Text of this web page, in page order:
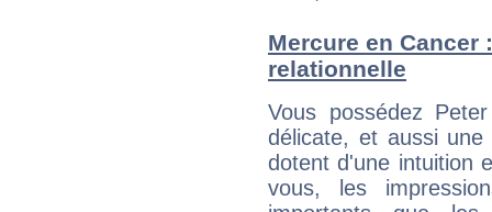
Mercure en
relationnelle
Vous possédez
délicate, et aussi
dotent d'une intuition
vous, les